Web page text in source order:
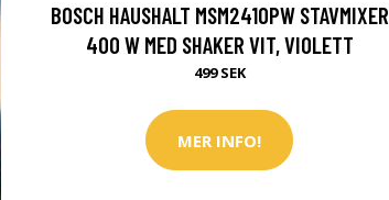
BOSCH HAUSHALT MSM2410PW STAVMIXER
400 W MED SHAKER VIT, VIOLETT
499 SEK
MER INFO!